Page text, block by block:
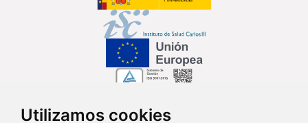
Utilizamos cookies
Síguenos en...